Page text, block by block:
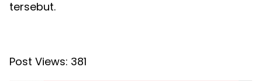
tersebut.
Post Views: 381